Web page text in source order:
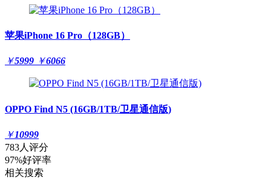
苹果iPhone 16 Pro（128GB）
￥5999 ￥6066
OPPO Find N5 (16GB/1TB/卫星通信版)
￥10999
783人评分
97%好评率
相关搜索